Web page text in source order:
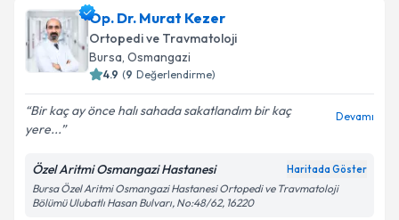
Doç. Dr. Hanifi Üçpunariçin randevu takvimi talebi
oluşturun. Size bu uzmandan randevu almanız için bir
takvim hazırlandığında e-posta ile bilgilendireceğiz.
Kişisel verilerimin işlenmesine ilişkin
Aydınlatma
Metni'ni okudum ve kişisel verilerimin belirtilen
kapsamda işlenmesini kabul ediyorum.
Op. Dr. Murat Kezer
Ortopedi ve Travmatoloji
Bursa, Osmangazi
4.9 (9 Değerlendirme)
Bir kaç ay önce halı sahada sakatlandım bir kaç
yere...
Devamı
Özel Aritmi Osmangazi Hastanesi Haritada Göster
Bursa Özel Aritmi Osmangazi Hastanesi Ortopedi ve Travmatoloji
Bölümü Ulubatlı Hasan Bulvarı, No:48/62, 16220